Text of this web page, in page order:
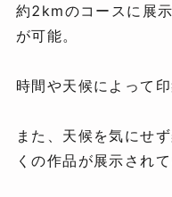
約2kmのコースに展
が可能。
時間や天候によって
また、天候を気にせ
くの作品が展示されて